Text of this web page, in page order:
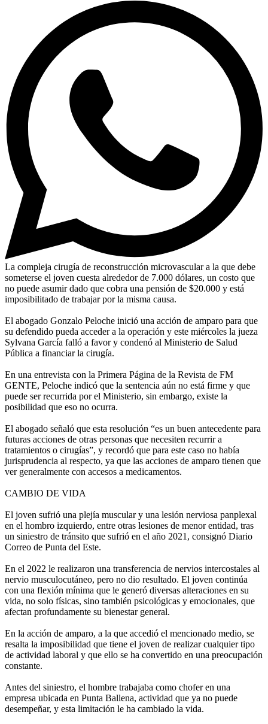
La compleja cirugía de reconstrucción microvascular a la que debe
someterse el joven cuesta alrededor de 7.000 dólares, un costo que
no puede asumir dado que cobra una pensión de $20.000 y está
imposibilitado de trabajar por la misma causa.
El abogado Gonzalo Peloche inició una acción de amparo para que
su defendido pueda acceder a la operación y este miércoles la jueza
Sylvana García falló a favor y condenó al Ministerio de Salud
Pública a financiar la cirugía.
En una entrevista con la Primera Página de la Revista de FM
GENTE, Peloche indicó que la sentencia aún no está firme y que
puede ser recurrida por el Ministerio, sin embargo, existe la
posibilidad que eso no ocurra.
El abogado señaló que esta resolución “es un buen antecedente para
futuras acciones de otras personas que necesiten recurrir a
tratamientos o cirugías”, y recordó que para este caso no había
jurisprudencia al respecto, ya que las acciones de amparo tienen que
ver generalmente con accesos a medicamentos.
CAMBIO DE VIDA
El joven sufrió una plejía muscular y una lesión nerviosa panplexal
en el hombro izquierdo, entre otras lesiones de menor entidad, tras
un siniestro de tránsito que sufrió en el año 2021, consignó Diario
Correo de Punta del Este.
En el 2022 le realizaron una transferencia de nervios intercostales al
nervio musculocutáneo, pero no dio resultado. El joven continúa
con una flexión mínima que le generó diversas alteraciones en su
vida, no solo físicas, sino también psicológicas y emocionales, que
afectan profundamente su bienestar general.
En la acción de amparo, a la que accedió el mencionado medio, se
resalta la imposibilidad que tiene el joven de realizar cualquier tipo
de actividad laboral y que ello se ha convertido en una preocupación
constante.
Antes del siniestro, el hombre trabajaba como chofer en una
empresa ubicada en Punta Ballena, actividad que ya no puede
desempeñar, y esta limitación le ha cambiado la vida.